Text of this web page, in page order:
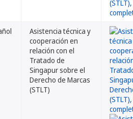
Asistencia técnica y
cooperación en
relación con el
Tratado de
Singapur sobre el
Derecho de Marcas
(STLT)